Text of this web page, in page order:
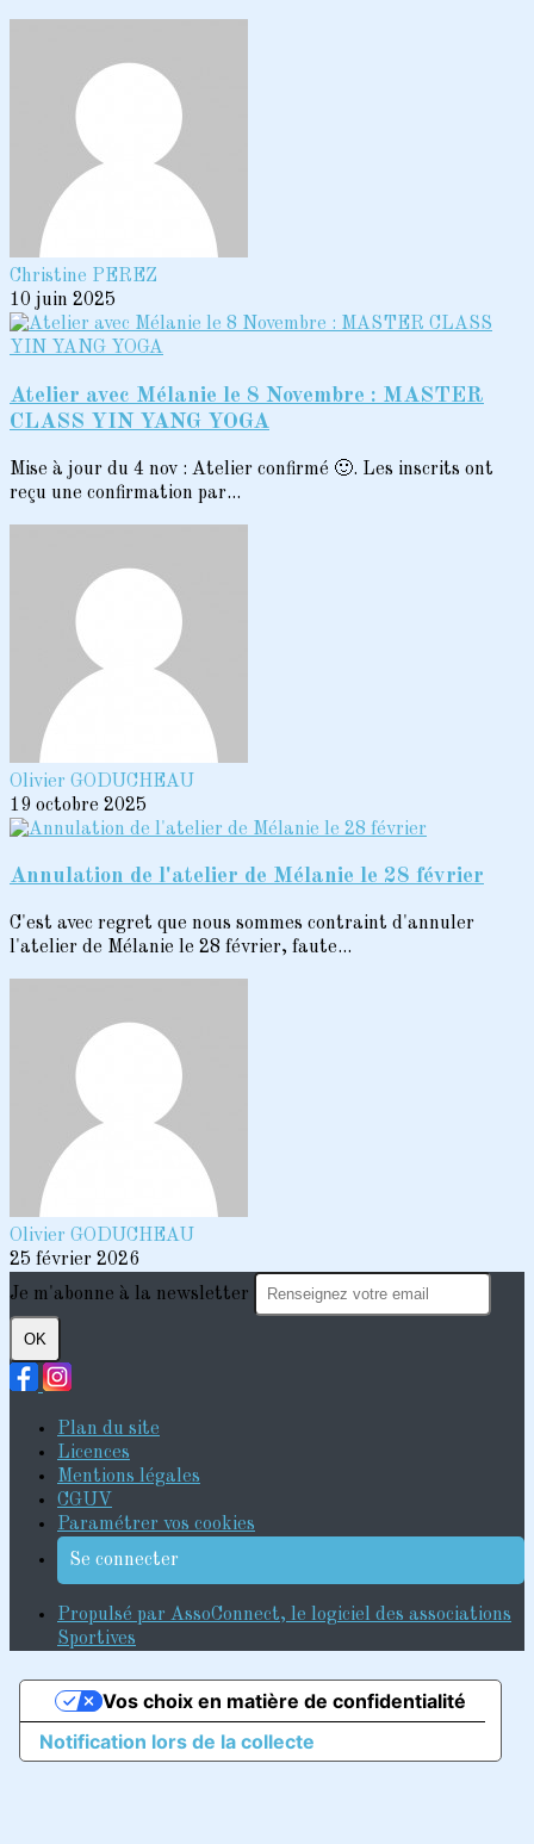
Christine PEREZ
10 juin 2025
Atelier avec Mélanie le 8 Novembre : MASTER
CLASS YIN YANG YOGA
Mise à jour du 4 nov : Atelier confirmé 🙂. Les inscrits ont
reçu une confirmation par...
Olivier GODUCHEAU
19 octobre 2025
Annulation de l'atelier de Mélanie le 28 février
C'est avec regret que nous sommes contraint d'annuler
l'atelier de Mélanie le 28 février, faute...
Olivier GODUCHEAU
25 février 2026
Je m'abonne à la newsletter
OK
Plan du site
Licences
Mentions légales
CGUV
Paramétrer vos cookies
Se connecter
Propulsé par AssoConnect, le logiciel des associations
Sportives
Notification lors de la collecte
Vos choix en matière de confidentialité